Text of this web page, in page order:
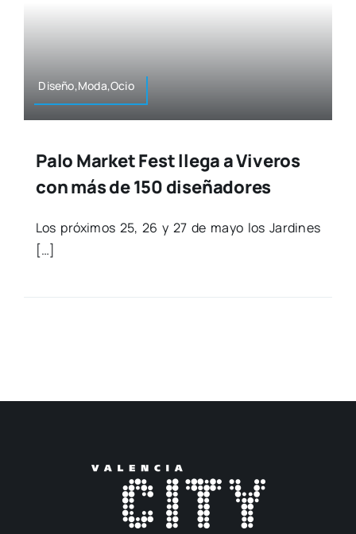
Diseño,Moda,Ocio
Palo Market Fest llega a Viveros
con más de 150 diseñadores
Los pró­xi­mos 25, 26 y 27 de mayo los Jar­di­nes
[…]